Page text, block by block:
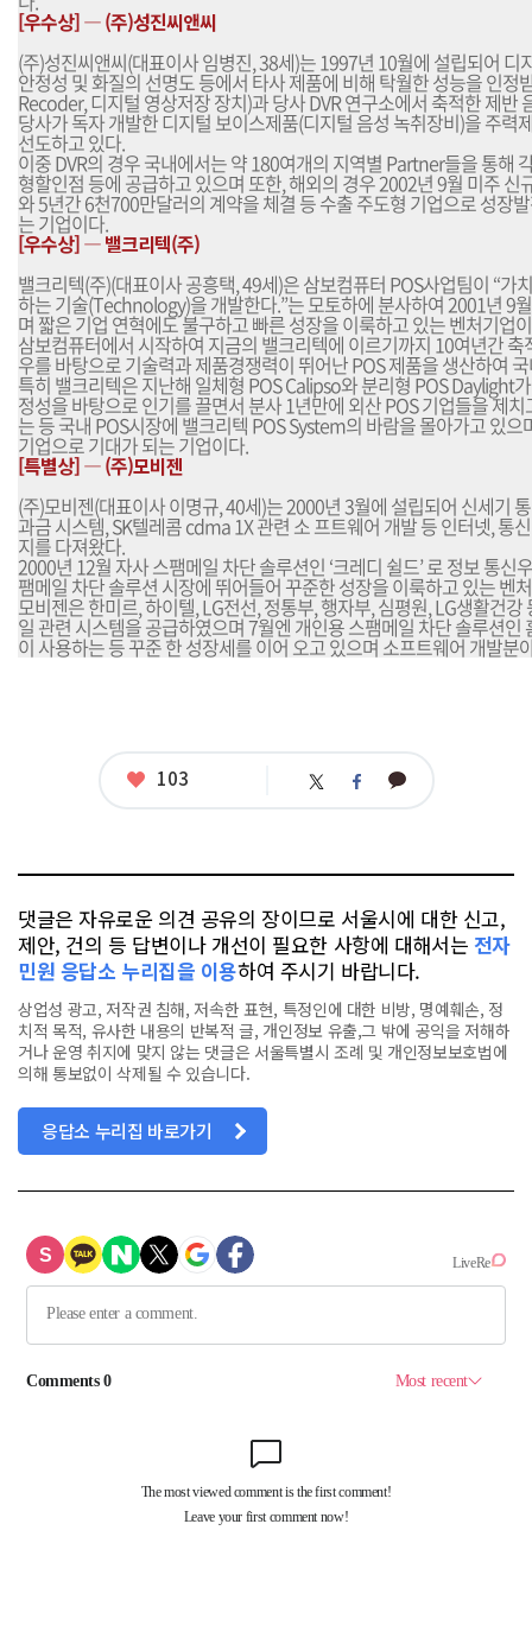
[우수상] ― (주)성진씨앤씨
(주)성진씨앤씨(대표이사 임병진, 38세)는 1997년 10월에 설립되어 디
안정성 및 화질의 선명도 등에서 타사 제품에 비해 탁월한 성능을 인정
Recoder, 디지털 영상저장 장치)과 당사 DVR 연구소에서 축적한 제반
당사가 독자 개발한 디지털 보이스제품(디지털 음성 녹취장비)을 주력
선도하고 있다.
이중 DVR의 경우 국내에서는 약 180여개의 지역별 Partner들을 통해
형할인점 등에 공급하고 있으며 또한, 해외의 경우 2002년 9월 미주 신
와 5년간 6천700만달러의 계약을 체결 등 수출 주도형 기업으로 성장
는 기업이다.
[우수상] ― 밸크리텍(주)
밸크리텍(주)(대표이사 공흥택, 49세)은 삼보컴퓨터 POS사업팀이 “가
하는 기술(Technology)을 개발한다.”는 모토하에 분사하여 2001년 9
며 짧은 기업 연혁에도 불구하고 빠른 성장을 이룩하고 있는 벤처기업
삼보컴퓨터에서 시작하여 지금의 밸크리텍에 이르기까지 10여년간 축
우를 바탕으로 기술력과 제품경쟁력이 뛰어난 POS 제품을 생산하여
특히 밸크리텍은 지난해 일체형 POS Calipso와 분리형 POS Daylight
정성을 바탕으로 인기를 끌면서 분사 1년만에 외산 POS 기업들을 제
는 등 국내 POS시장에 밸크리텍 POS System의 바람을 몰아가고 있으
기업으로 기대가 되는 기업이다.
[특별상] ― (주)모비젠
(주)모비젠(대표이사 이명규, 40세)는 2000년 3월에 설립되어 신세기
과금 시스템, SK텔레콤 cdma 1X 관련 소 프트웨어 개발 등 인터넷, 통
지를 다져왔다.
2000년 12월 자사 스팸메일 차단 솔루션인 ‘크레디 쉴드’ 로 정보 통신
팸메일 차단 솔루션 시장에 뛰어들어 꾸준한 성장을 이룩하고 있는 벤
모비젠은 한미르, 하이텔, LG전선, 정통부, 행자부, 심평원, LG생활건강
일 관련 시스템을 공급하였으며 7월엔 개인용 스팸메일 차단 솔루션인
이 사용하는 등 꾸준 한 성장세를 이어 오고 있으며 소프트웨어 개발분
좋
103 트 페 카
댓글은 자유로운 의견 공유의 장이므로 서울시에 대한 신고,
제안, 건의 등 답변이나 개선이 필요한 사항에 대해서는 전자
민원 응답소 누리집을 이용하여 주시기 바랍니다.
상업성 광고, 저작권 침해, 저속한 표현, 특정인에 대한 비방, 명예훼손, 정
치적 목적, 유사한 내용의 반복적 글, 개인정보 유출,그 밖에 공익을 저해하
거나 운영 취지에 맞지 않는 댓글은 서울특별시 조례 및 개인정보보호법에
의해 통보없이 삭제될 수 있습니다.
응답소 누리집 바로가기